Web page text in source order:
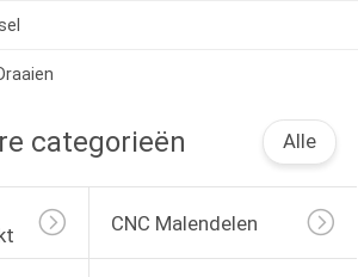
categorieën Alle
CNC Malendelen